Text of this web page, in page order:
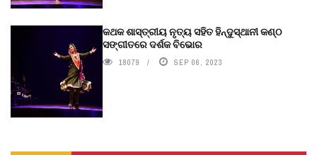
କଥକ ଶାସ୍ତ୍ରୀୟ ନୃତ୍ୟ ସହିତ ହିନ୍ଦୁସ୍ଥାନୀ କଣ୍ଠ
ସଙ୍ଗୀତରେ ଦର୍ଶକ ବିଭୋର
18079 SEP 06, 2023